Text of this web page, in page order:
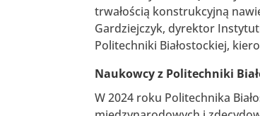
trwałością konstrukcyjną
Gardziejczyk, dyrektor
Politechniki Białostockiej,
Naukowcy z Politechniki
W 2024 roku Politechnika